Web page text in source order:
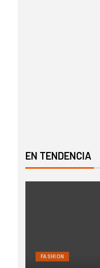
EN TENDENCIA
FASHION